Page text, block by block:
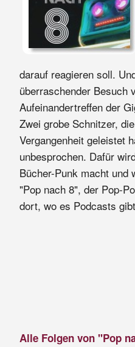
darauf reagieren soll.
überraschender Besuch
Aufeinandertreffen der
Zwei grobe Schnitzer,
Vergangenheit geleistet
unbesprochen. Dafür
Bücher-Punk macht und
"Pop nach 8", der Pop-
dort, wo es Podcasts
Alle Folgen von "Pop